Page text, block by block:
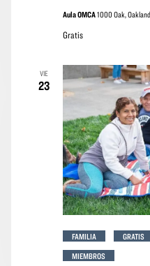
Aula OMCA1000 Oak,
Gratis
VIE
23
FAMILIA GRATIS
MIEMBROS